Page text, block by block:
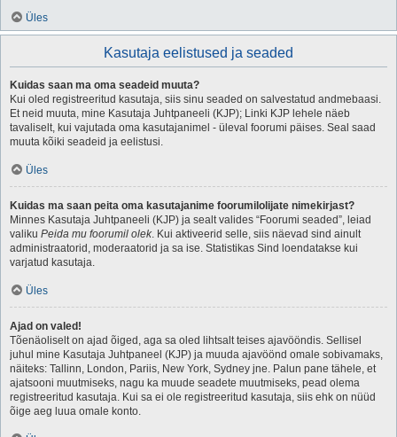
Üles
Kasutaja eelistused ja seaded
Kuidas saan ma oma seadeid muuta?
Kui oled registreeritud kasutaja, siis sinu seaded on salvestatud andmebaasi.
Et neid muuta, mine Kasutaja Juhtpaneeli (KJP); Linki KJP lehele näeb
tavaliselt, kui vajutada oma kasutajanimel - üleval foorumi päises. Seal saad
muuta kõiki seadeid ja eelistusi.
Üles
Kuidas ma saan peita oma kasutajanime foorumilolijate nimekirjast?
Minnes Kasutaja Juhtpaneeli (KJP) ja sealt valides “Foorumi seaded”, leiad
valiku Peida mu foorumil olek. Kui aktiveerid selle, siis näevad sind ainult
administraatorid, moderaatorid ja sa ise. Statistikas Sind loendatakse kui
varjatud kasutaja.
Üles
Ajad on valed!
Tõenäoliselt on ajad õiged, aga sa oled lihtsalt teises ajavööndis. Sellisel
juhul mine Kasutaja Juhtpaneel (KJP) ja muuda ajavöönd omale sobivamaks,
näiteks: Tallinn, London, Pariis, New York, Sydney jne. Palun pane tähele, et
ajatsooni muutmiseks, nagu ka muude seadete muutmiseks, pead olema
registreeritud kasutaja. Kui sa ei ole registreeritud kasutaja, siis ehk on nüüd
õige aeg luua omale konto.